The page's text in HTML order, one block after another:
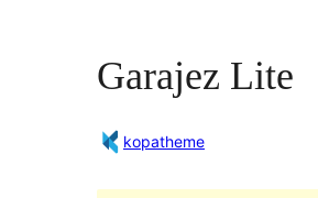
Garajez Lite
kopatheme